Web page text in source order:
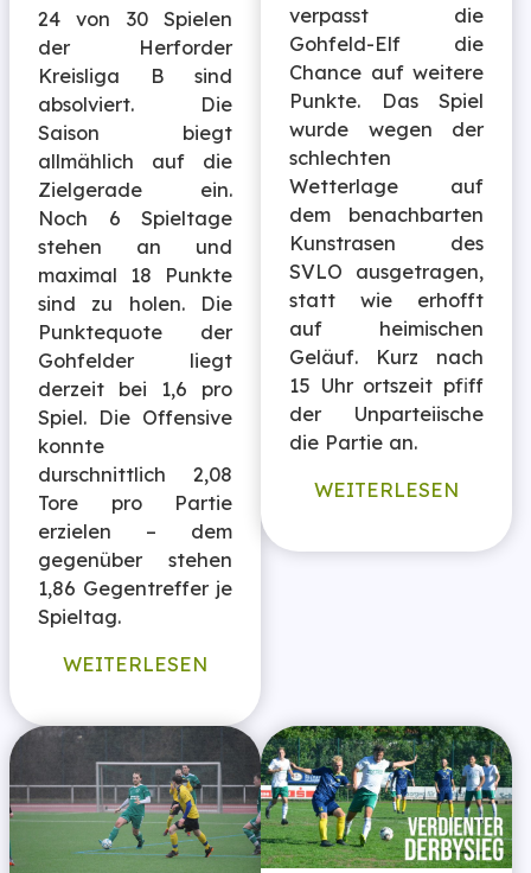
24 von 30 Spielen
der Herforder
Kreisliga B sind
absolviert. Die
Saison biegt
allmählich auf die
Zielgerade ein.
Noch 6 Spieltage
stehen an und
maximal 18 Punkte
sind zu holen. Die
Punktequote der
Gohfelder liegt
derzeit bei 1,6 pro
Spiel. Die Offensive
konnte
durschnittlich 2,08
Tore pro Partie
erzielen – dem
gegenüber stehen
1,86 Gegentreffer je
Spieltag.
WEITERLESEN
verpasst die
Gohfeld-Elf die
Chance auf weitere
Punkte. Das Spiel
wurde wegen der
schlechten
Wetterlage auf
dem benachbarten
Kunstrasen des
SVLO ausgetragen,
statt wie erhofft
auf heimischen
Geläuf. Kurz nach
15 Uhr ortszeit pfiff
der Unparteiische
die Partie an.
WEITERLESEN